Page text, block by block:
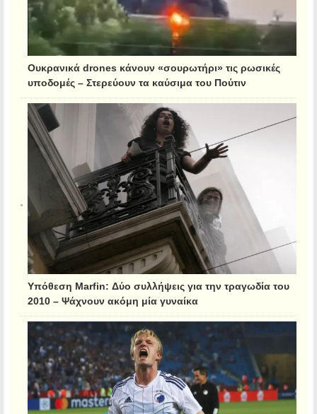
Ουκρανικά drones κάνουν «σουρωτήρι» τις ρωσικές
υποδομές – Στερεύουν τα καύσιμα του Πούτιν
Υπόθεση Marfin: Δύο συλλήψεις για την τραγωδία του
2010 – Ψάχνουν ακόμη μία γυναίκα